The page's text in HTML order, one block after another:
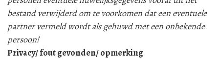
bestand verwijderd om te voorkomen dat een eventuele
partner vermeld wordt als gehuwd met een onbekende
persoon!
Privacy/ fout gevonden/ opmerking